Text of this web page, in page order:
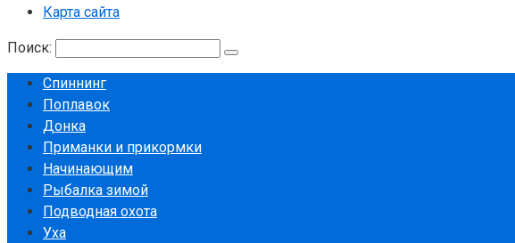
Карта сайта
Поиск:
Спиннинг
Поплавок
Донка
Приманки и прикормки
Начинающим
Рыбалка зимой
Подводная охота
Уха